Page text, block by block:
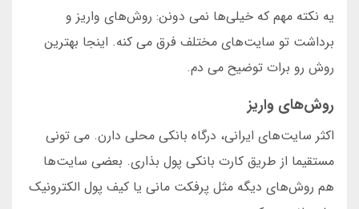
یه نکته مهم که خیلی‌ها نمی دونن: روش‌های واریز و
برداشت تو سایت‌های مختلف فرق می کنه. اینجا بهترین
روش رو برات توضیح می دم.
روش‌های واریز
اکثر سایت‌های ایرانی، درگاه بانکی محلی دارن. می تونی
مستقیما از طریق کارت بانکی پول بذاری. بعضی سایت‌ها
هم روش‌های دیگه مثل پرفکت مانی یا کیف پول الکترونیک